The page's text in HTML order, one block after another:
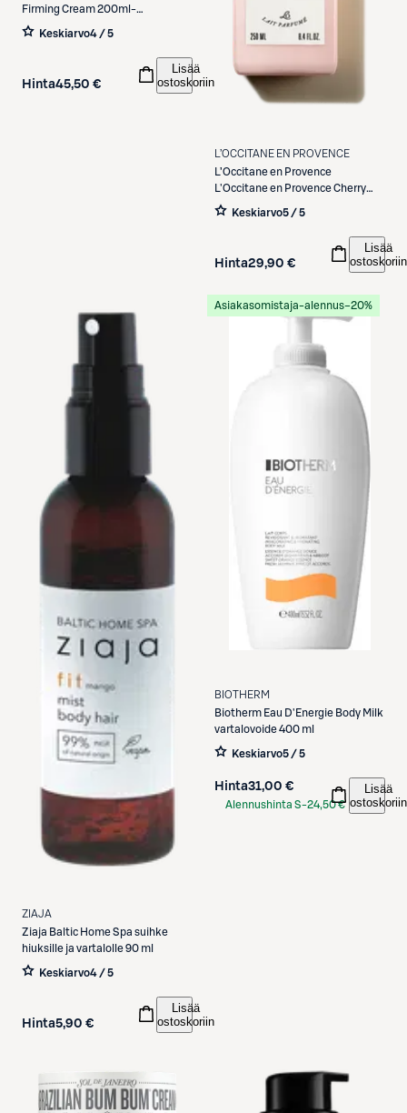
Firming Cream 200ml-
vartalovoide
Keskiarvo4 / 5
Hinta45,50 €
Lisää
ostoskoriin
L’OCCITANE EN PROVENCE
L’Occitane en Provence
L'Occitane en Provence Cherry
Blossom Body Lotion vartalovoide
Keskiarvo5 / 5
Hinta29,90 €
Lisää
ostoskoriin
ZIAJA
Ziaja Baltic Home Spa suihke
hiuksille ja vartalolle 90 ml
Keskiarvo4 / 5
Hinta5,90 €
Lisää
ostoskoriin
Asiakasomistaja-alennus−20%
BIOTHERM
Biotherm Eau D'Energie Body Milk
vartalovoide 400 ml
Keskiarvo5 / 5
Hinta31,00 €
Alennushinta S-24,50 €
Lisää
ostoskoriin